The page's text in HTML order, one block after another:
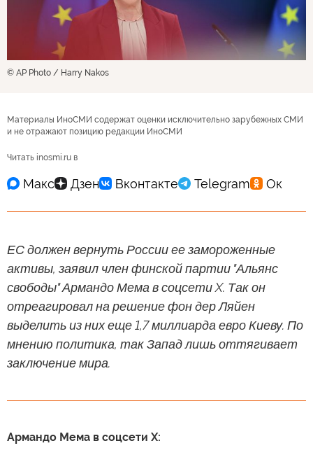
© AP Photo / Harry Nakos
Материалы ИноСМИ содержат оценки исключительно зарубежных СМИ
и не отражают позицию редакции ИноСМИ
Читать inosmi.ru в
ЕС должен вернуть России ее замороженные
активы, заявил член финской партии "Альянс
свободы" Армандо Мема в соцсети X. Так он
отреагировал на решение фон дер Ляйен
выделить из них еще 1,7 миллиарда евро Киеву. По
мнению политика, так Запад лишь оттягивает
заключение мира.
Армандо Мема в соцсети X: